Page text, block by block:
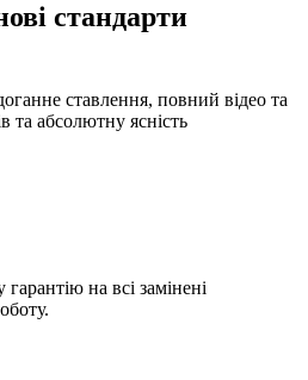
стандарти
ставлення, повний відео та
та абсолютну ясність
на всі замінені